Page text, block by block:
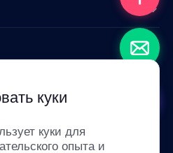
куки
куки для
опыта и